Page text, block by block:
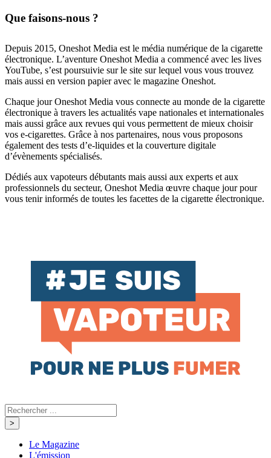
Que faisons-nous ?
Depuis 2015, Oneshot Media est le média numérique de la cigarette
électronique. L’aventure Oneshot Media a commencé avec les lives
YouTube, s’est poursuivie sur le site sur lequel vous vous trouvez
mais aussi en version papier avec le magazine Oneshot.
Chaque jour Oneshot Media vous connecte au monde de la cigarette
électronique à travers les actualités vape nationales et internationales
mais aussi grâce aux revues qui vous permettent de mieux choisir
vos e-cigarettes. Grâce à nos partenaires, nous vous proposons
également des tests d’e-liquides et la couverture digitale
d’évènements spécialisés.
Dédiés aux vapoteurs débutants mais aussi aux experts et aux
professionnels du secteur, Oneshot Media œuvre chaque jour pour
vous tenir informés de toutes les facettes de la cigarette électronique.
Le Magazine
L'émission